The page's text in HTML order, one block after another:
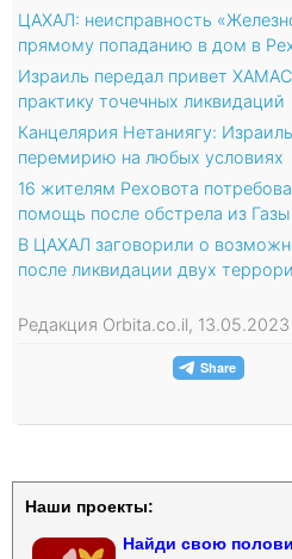
ЦАХАЛ: неисправность
прямому попаданию в дом в
Израиль передал привет
практику точечных ликвидаций
Канцелярия Нетаниягу:
перемирию на любых условиях
16 жителям Реховота
помощь после обстрела из Газы
В ЦАХАЛ заговорили о
после ликвидации двух
Редакция Orbita.co.il,
Наши проекты:
Найди свою